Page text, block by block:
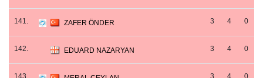
141. ZAFER ÖNDER 3 4 0
142. EDUARD NAZARYAN 3 4 0
143. 3 4 0